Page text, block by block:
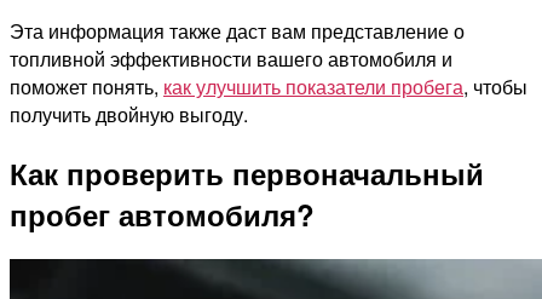
Эта информация также даст вам представление о
топливной эффективности вашего автомобиля и
поможет понять, как улучшить показатели пробега, чтобы
получить двойную выгоду.
Как проверить первоначальный
пробег автомобиля?